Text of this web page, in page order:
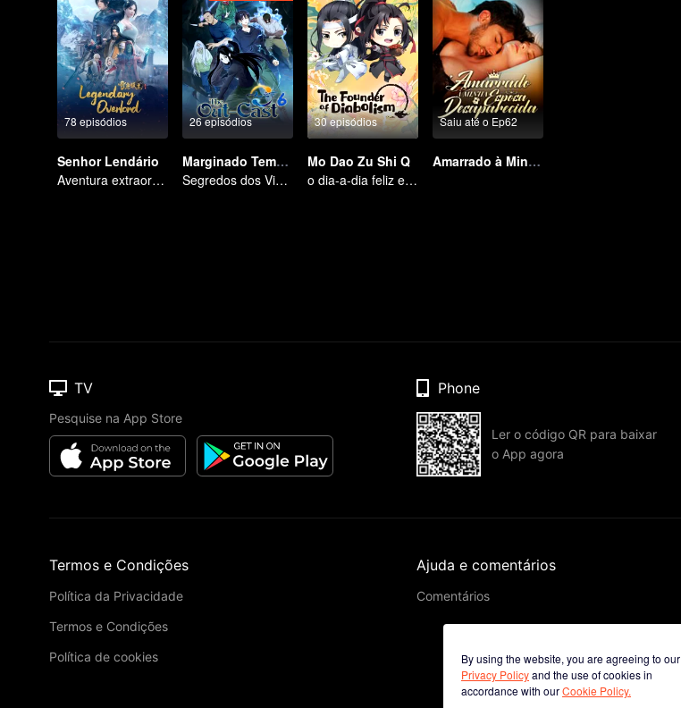
78 episódios
Senhor Lendário
Aventura extraordinária, um adolescente renascido da adversidade
26 episódios
Marginado Temporada 6
Segredos dos Vinte e Quatro Vales, Reencontro com um Velho Amigo em Shu.
30 episódios
Mo Dao Zu Shi Q
o dia-a-dia feliz e descansado
Saiu até o Ep62
Amarrado à Minha Esposa Desaparecida
By using the website, you are agreeing to our
Privacy Policyand the use of cookies in
accordance with ourCookie Policy.
TV
Pesquise na App Store
Phone
Ler o código QR para baixar
o App agora
Termos e Condições
Política da Privacidade
Termos e Condições
Política de cookies
Ajuda e comentários
Comentários